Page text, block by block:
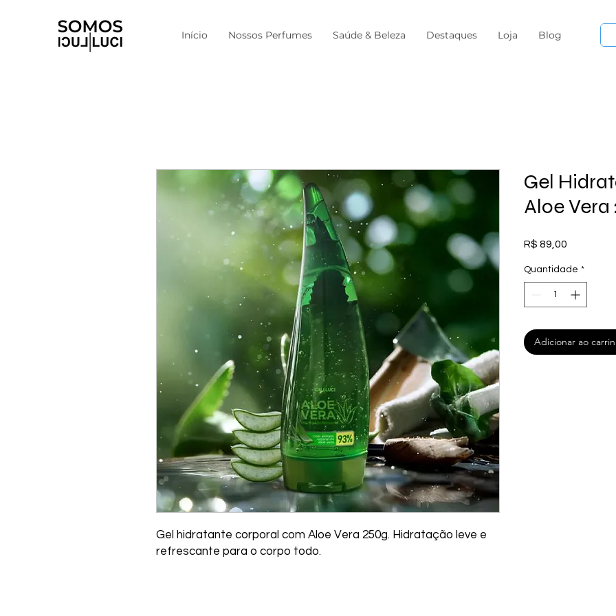
Início Nossos Perfumes Saúde & Beleza Destaques Loja Blog
Gel hidratante corporal com Aloe Vera 250g. Hidratação leve e
refrescante para o corpo todo.
Gel
Aloe Vera
R$ 89,00
Quantidade *
Adicionar ao